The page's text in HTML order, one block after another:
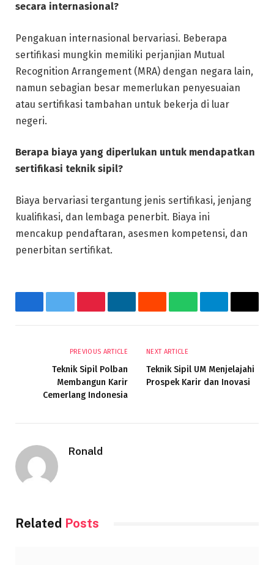
secara internasional?
Pengakuan internasional bervariasi. Beberapa
sertifikasi mungkin memiliki perjanjian Mutual
Recognition Arrangement (MRA) dengan negara lain,
namun sebagian besar memerlukan penyesuaian
atau sertifikasi tambahan untuk bekerja di luar
negeri.
Berapa biaya yang diperlukan untuk mendapatkan
sertifikasi teknik sipil?
Biaya bervariasi tergantung jenis sertifikasi, jenjang
kualifikasi, dan lembaga penerbit. Biaya ini
mencakup pendaftaran, asesmen kompetensi, dan
penerbitan sertifikat.
FacebookTwitterPinterestLinkedInRedditWhatsAppTelegram
Email
PREVIOUS ARTICLE
Teknik Sipil Polban
Membangun Karir
Cemerlang Indonesia
NEXT ARTICLE
Teknik Sipil UM Menjelajahi
Prospek Karir dan Inovasi
Ronald
Related Posts